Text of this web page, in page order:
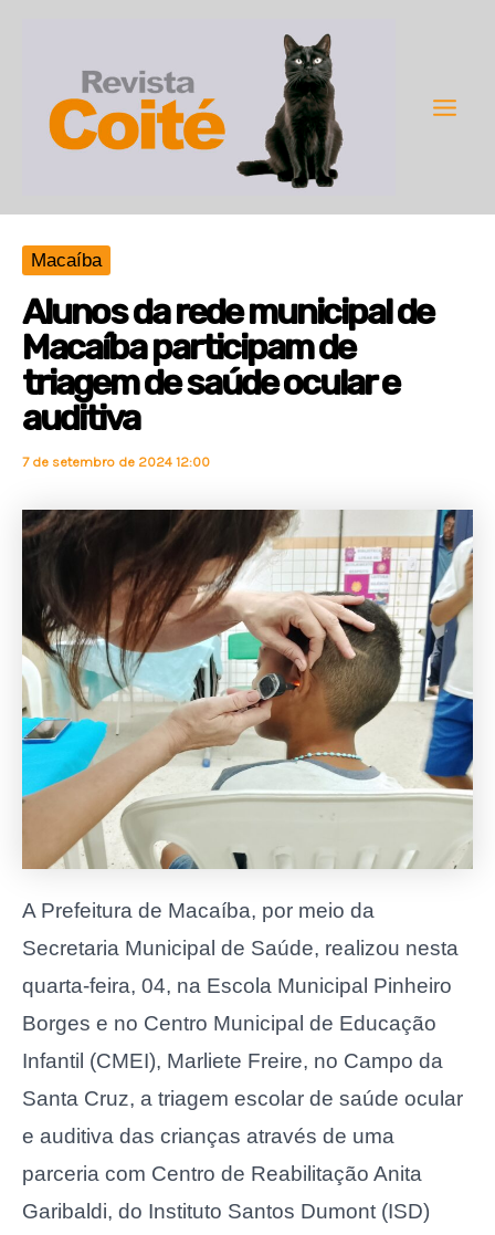
conteúdo
Macaíba
Alunos da rede municipal de
Macaíba participam de
triagem de saúde ocular e
auditiva
7 de setembro de 2024 12:00
A Prefeitura de Macaíba, por meio da
Secretaria Municipal de Saúde, realizou nesta
quarta-feira, 04, na Escola Municipal Pinheiro
Borges e no Centro Municipal de Educação
Infantil (CMEI), Marliete Freire, no Campo da
Santa Cruz, a triagem escolar de saúde ocular
e auditiva das crianças através de uma
parceria com Centro de Reabilitação Anita
Garibaldi, do Instituto Santos Dumont (ISD)